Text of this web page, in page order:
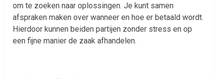
om te zoeken naar oplossingen. Je kunt samen
afspraken maken over wanneer en hoe er betaald wordt.
Hierdoor kunnen beiden partijen zonder stress en op
een fijne manier de zaak afhandelen.